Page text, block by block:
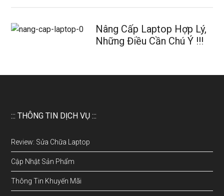
Nâng Cấp Laptop Hợp Lý,
Những Điều Cần Chú Ý !!!
::: THÔNG TIN DỊCH VỤ :::
Review: Sửa Chữa Laptop
Cập Nhật Sản Phẩm
Thông Tin Khuyến Mãi